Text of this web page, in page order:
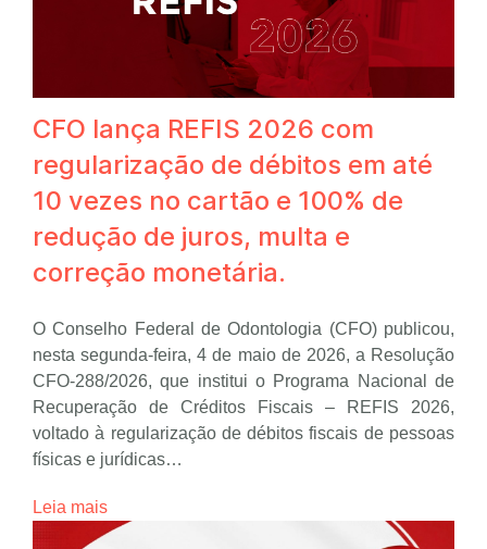
CFO lança REFIS 2026 com
regularização de débitos em até
10 vezes no cartão e 100% de
redução de juros, multa e
correção monetária.
O Conselho Federal de Odontologia (CFO) publicou,
nesta segunda-feira, 4 de maio de 2026, a Resolução
CFO-288/2026, que institui o Programa Nacional de
Recuperação de Créditos Fiscais – REFIS 2026,
voltado à regularização de débitos fiscais de pessoas
físicas e jurídicas…
Leia mais